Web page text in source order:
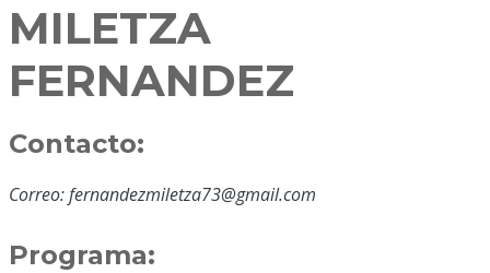
MILETZA
FERNANDEZ
Contacto:
Correo: fernandezmiletza73@gmail.com
Programa: